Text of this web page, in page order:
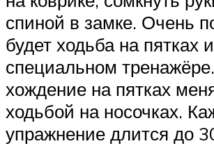
спиной в замке. Очень
будет ходьба на пятках
специальном
хождение на пятках
ходьбой на носочках.
упражнение длится до